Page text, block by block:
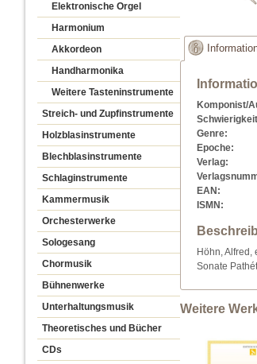
Elektronische Orgel
Harmonium
Akkordeon
Handharmonika
Weitere Tasteninstrumente
Streich- und Zupfinstrumente
Holzblasinstrumente
Blechblasinstrumente
Schlaginstrumente
Kammermusik
Orchesterwerke
Sologesang
Chormusik
Bühnenwerke
Unterhaltungsmusik
Theoretisches und Bücher
CDs
Komponist/
Genre:
Epoche:
Verlag:
EAN:
ISMN:
Höhn, Alfred,
Sonate
Weitere